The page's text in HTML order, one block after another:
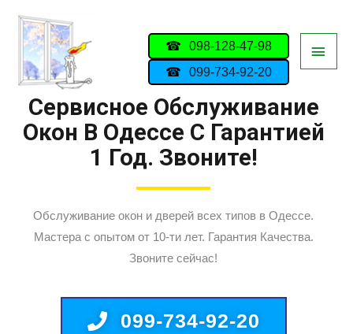
098-128-47-98
099-734-92-20
Сервисное Обслуживание
Окон В Одессе С Гарантией
1 Год. Звоните!
Обслуживание окон и дверей всех типов в Одессе.
Мастера с опытом от 10-ти лет. Гарантия Качества.
Звоните сейчас!
099-734-92-20